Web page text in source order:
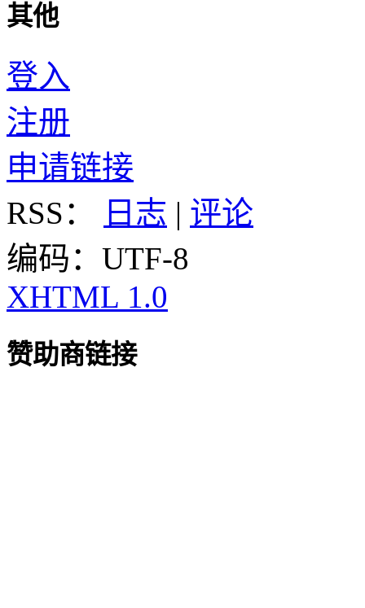
其他
登入
注册
申请链接
RSS：
日志 | 评论
编码：UTF-8
XHTML 1.0
赞助商链接